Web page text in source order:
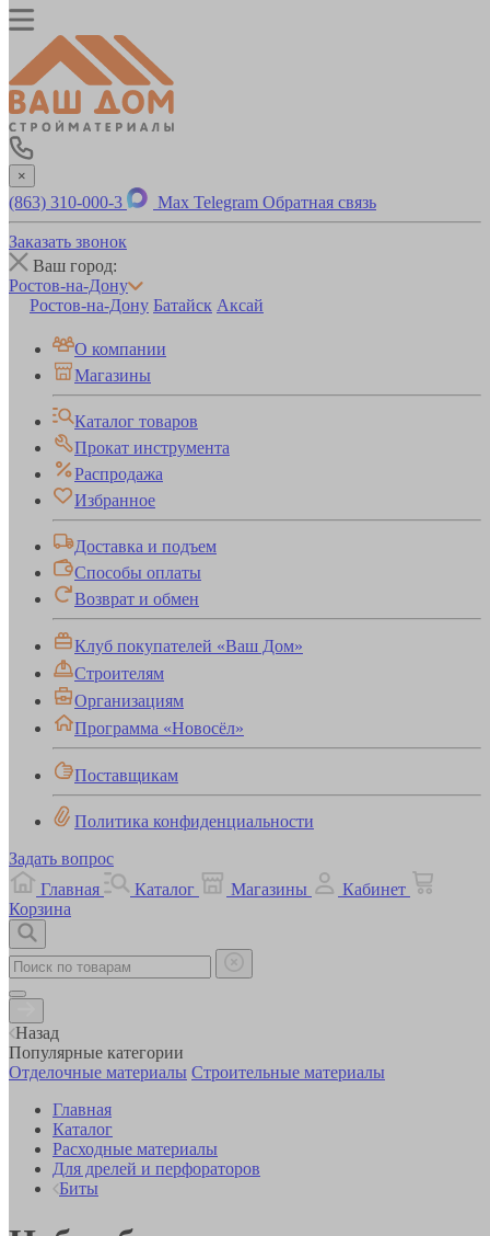
×
(863) 310-000-3 Max Telegram Обратная связь
Заказать звонок
Ваш город:
Ростов-на-Дону
Ростов-на-Дону Батайск Аксай
О компании
Магазины
Каталог товаров
Прокат инструмента
Распродажа
Избранное
Доставка и подъем
Способы оплаты
Возврат и обмен
Клуб покупателей «Ваш Дом»
Строителям
Организациям
Программа «Новосёл»
Поставщикам
Политика конфиденциальности
Задать вопрос
Главная
Каталог Магазины
Кабинет
Корзина
Назад
Популярные категории
Отделочные материалы Строительные материалы
Главная
Каталог
Расходные материалы
Для дрелей и перфораторов
Биты